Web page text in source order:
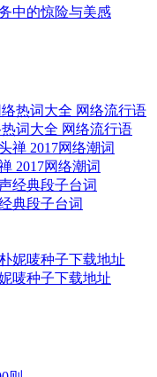
中的惊险与美感
词大全 网络流行语
2017网络潮词
典段子台词
唛种子下载地址